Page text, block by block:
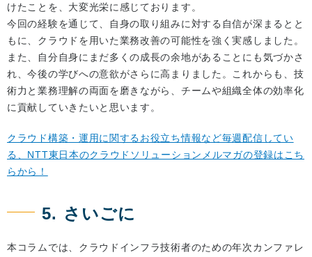
けたことを、大変光栄に感じております。
今回の経験を通じて、自身の取り組みに対する自信が深まるとと
もに、クラウドを用いた業務改善の可能性を強く実感しました。
また、自分自身にまだ多くの成長の余地があることにも気づかさ
れ、今後の学びへの意欲がさらに高まりました。これからも、技
術力と業務理解の両面を磨きながら、チームや組織全体の効率化
に貢献していきたいと思います。
クラウド構築・運用に関するお役立ち情報など毎週配信してい
る、NTT東日本のクラウドソリューションメルマガの登録はこち
らから！
5. さいごに
本コラムでは、クラウドインフラ技術者のための年次カンファレ